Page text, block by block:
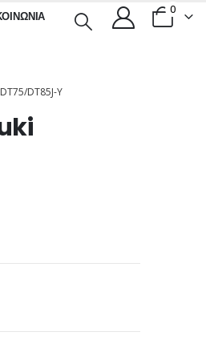
0
DT85J-Y